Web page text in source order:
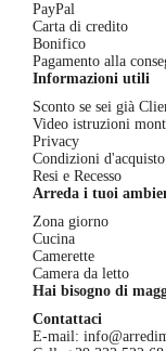
PayPal
Carta di credito
Bonifico
Pagamento alla
Informazioni utili
Sconto se sei già
Video istruzioni
Privacy
Condizioni d'acquisto
Resi e Recesso
Arreda i tuoi
Zona giorno
Cucina
Camerette
Camera da letto
Hai bisogno di
Contattaci
E-mail: